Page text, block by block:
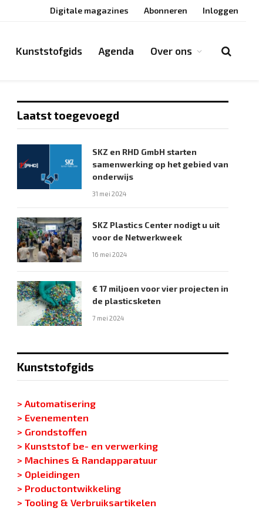
Digitale magazines Abonneren Inloggen
Kunststofgids Agenda Over ons
Laatst toegevoegd
SKZ en RHD GmbH starten
samenwerking op het gebied van
onderwijs
31 mei 2024
SKZ Plastics Center nodigt u uit
voor de Netwerkweek
16 mei 2024
€ 17 miljoen voor vier projecten in
de plasticsketen
7 mei 2024
Kunststofgids
> Automatisering
> Evenementen
> Grondstoffen
> Kunststof be- en verwerking
> Machines & Randapparatuur
> Opleidingen
> Productontwikkeling
> Tooling & Verbruiksartikelen